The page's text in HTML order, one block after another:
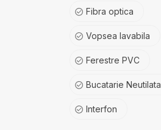
Fibra optica
Vopsea lavabila
Ferestre PVC
Bucatarie Neutilata
Interfon